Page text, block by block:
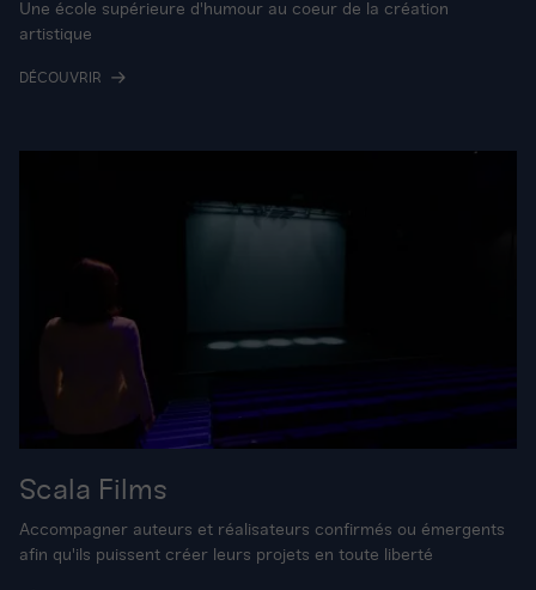
Une école supérieure d'humour au coeur de la création
artistique
DÉCOUVRIR
Scala Films
Accompagner auteurs et réalisateurs confirmés ou émergents
afin qu'ils puissent créer leurs projets en toute liberté